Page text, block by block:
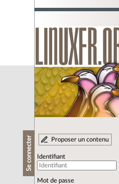
Se connecter Proposer un contenu
Identifiant
Mot de passe